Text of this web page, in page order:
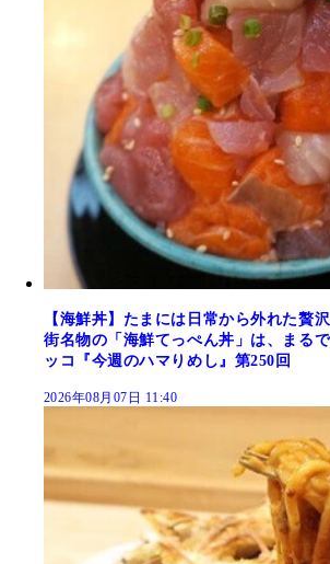
【海鮮丼】たまには日常から外れた贅
街名物の「海鮮てっぺん丼」は、まる
ッコ『今週のハマりめし』第250回
2026年08月07日 11:40